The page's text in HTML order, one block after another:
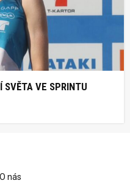
SVĚTA VE SPRINTU
O nás